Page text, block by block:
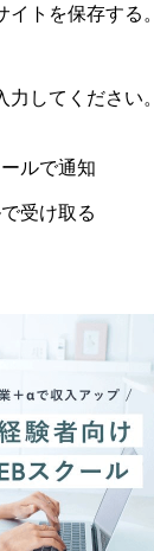
トを保存する。
力してください。
ルで通知
受け取る